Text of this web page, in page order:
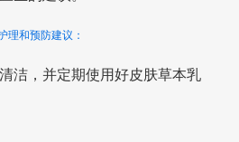
理和预防建议：
，并定期使用好皮肤草本乳